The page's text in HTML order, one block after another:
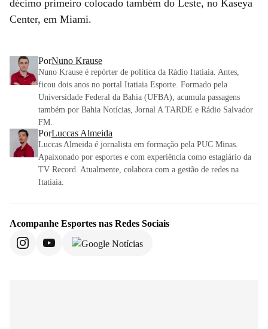
décimo primeiro colocado também do Leste, no Kaseya
Center, em Miami.
PorNuno Krause
Nuno Krause é repórter de política da Rádio Itatiaia. Antes,
ficou dois anos no portal Itatiaia Esporte. Formado pela
Universidade Federal da Bahia (UFBA), acumula passagens
também por Bahia Notícias, Jornal A TARDE e Rádio Salvador
FM.
PorLuccas Almeida
Luccas Almeida é jornalista em formação pela PUC Minas.
Apaixonado por esportes e com experiência como estagiário da
TV Record. Atualmente, colabora com a gestão de redes na
Itatiaia.
Acompanhe Esportes nas Redes Sociais